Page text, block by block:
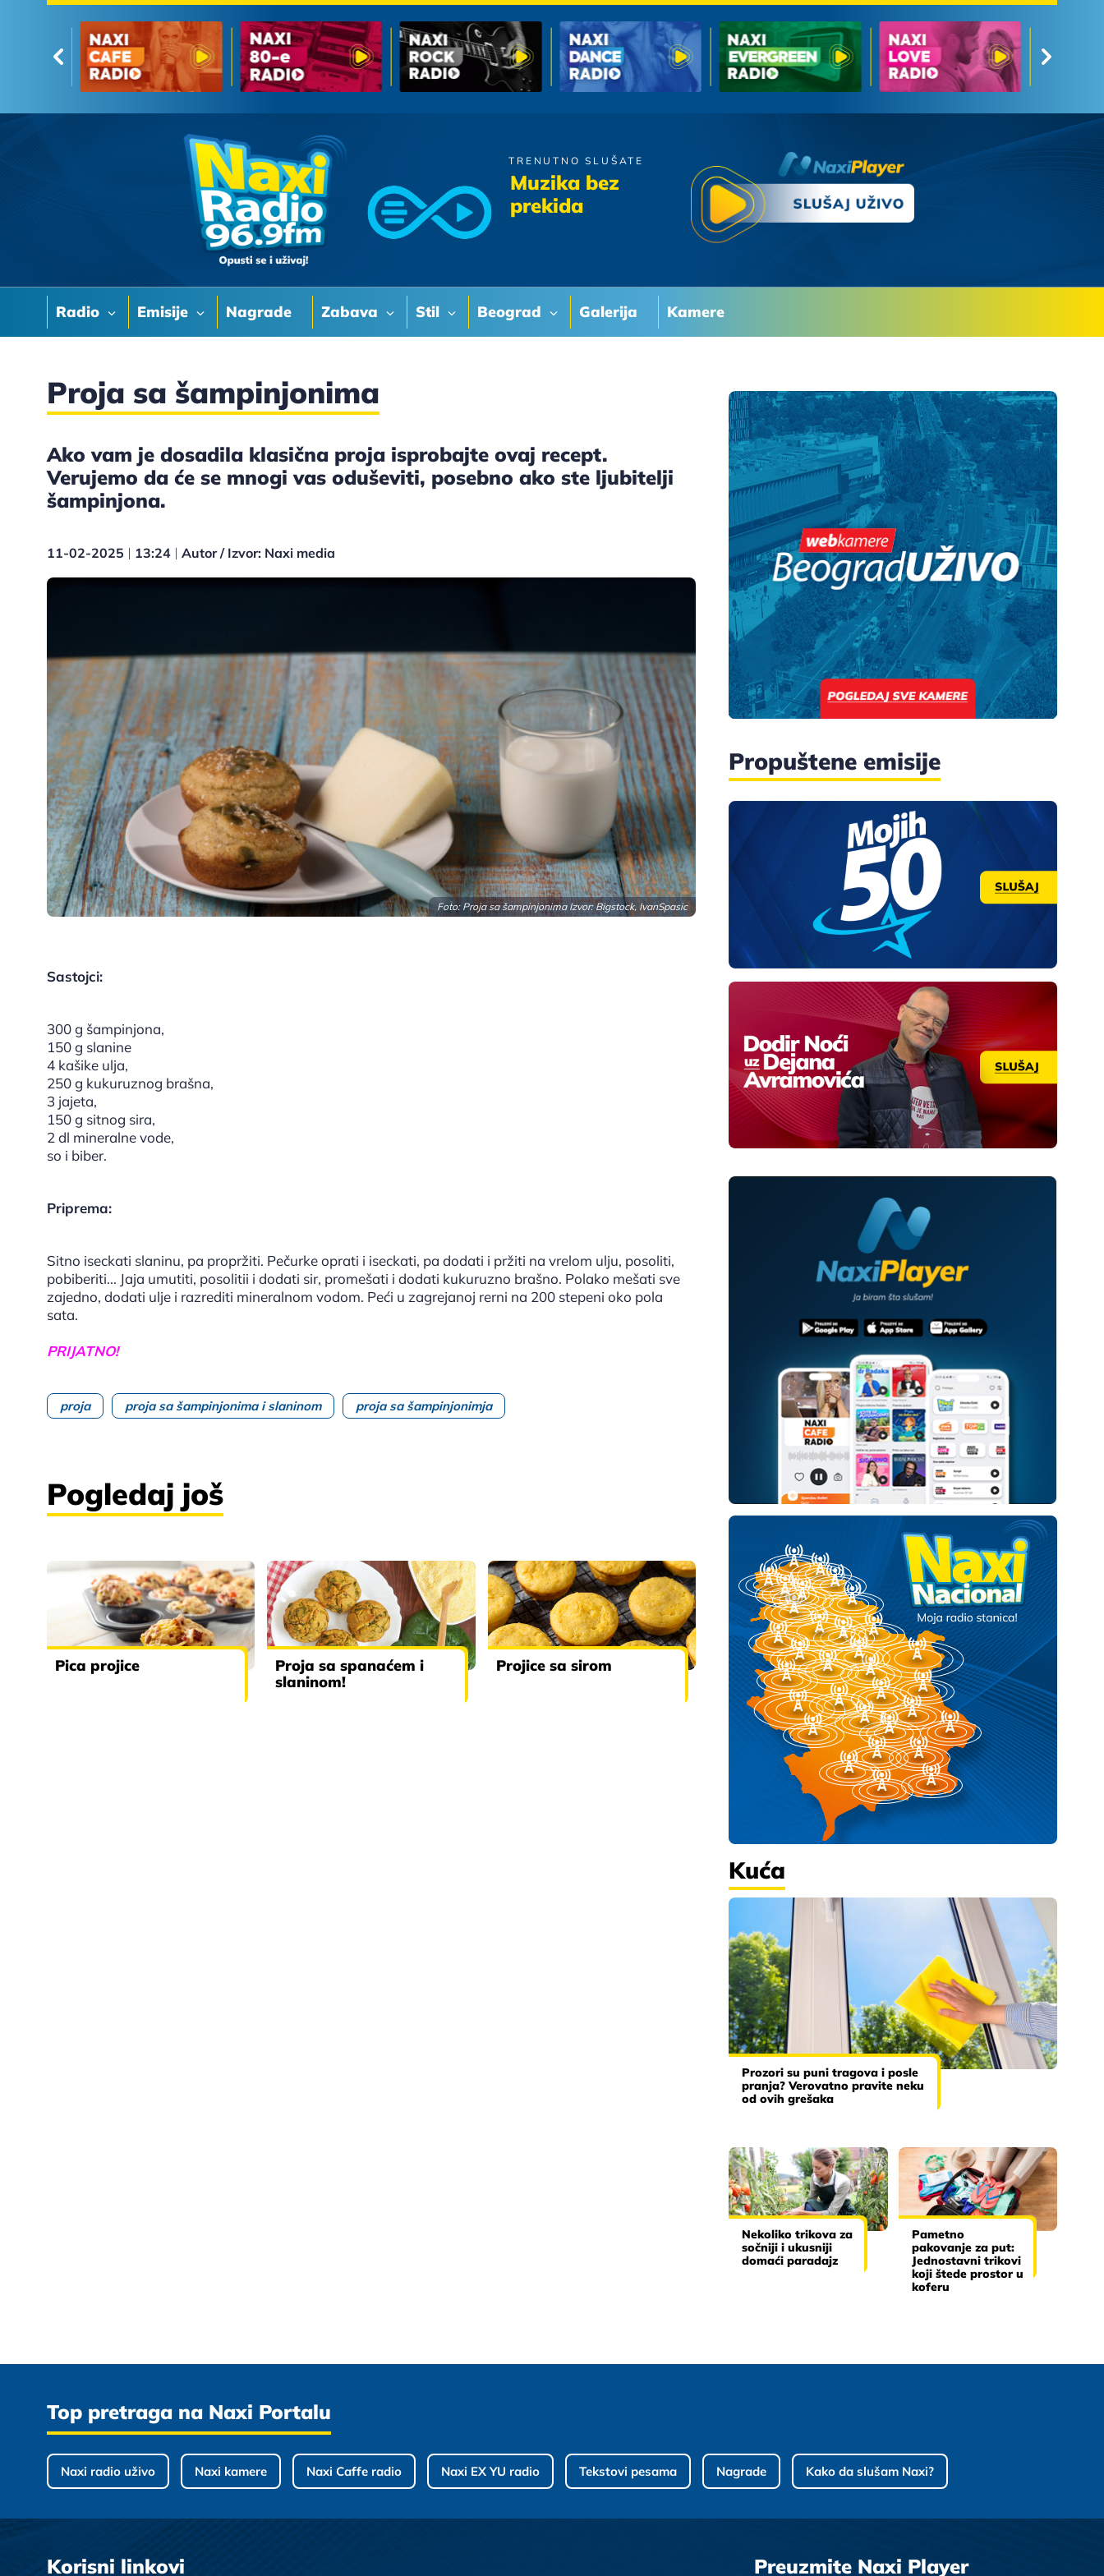
Radio Emisije Nagrade Zabava Stil Beograd Galerija Kamere
TRENUTNO SLUŠATE
Muzika bez
prekida
Doris Dragovic
Proja sa šampinjonima
Ako vam je dosadila klasična proja isprobajte ovaj recept.
Verujemo da će se mnogi vas oduševiti, posebno ako ste ljubitelji
šampinjona.
11-02-2025 13:24 Autor / Izvor: Naxi media
Foto: Proja sa šampinjonima Izvor: Bigstock, IvanSpasic
Sastojci:
300 g šampinjona,
150 g slanine
4 kašike ulja,
250 g kukuruznog brašna,
3 jajeta,
150 g sitnog sira,
2 dl mineralne vode,
so i biber.
Priprema:
Sitno iseckati slaninu, pa propržiti. Pečurke oprati i iseckati, pa dodati i pržiti na vrelom ulju, posoliti,
pobiberiti... Jaja umutiti, posolitii i dodati sir, promešati i dodati kukuruzno brašno. Polako mešati sve
zajedno, dodati ulje i razrediti mineralnom vodom. Peći u zagrejanoj rerni na 200 stepeni oko pola
sata.
PRIJATNO!
proja proja sa šampinjonima i slaninom proja sa šampinjonimja
Pogledaj još
Pica projice
Proja sa spanaćem i
slaninom!
Projice sa sirom
Propuštene emisije
Kuća
Prozori su puni tragova i posle
pranja? Verovatno pravite neku
od ovih grešaka
Nekoliko trikova za
sočniji i ukusniji
domaći paradajz
Pametno
pakovanje za put:
Jednostavni trikovi
koji štede prostor u
koferu
Top pretraga na Naxi Portalu
Naxi radio uživo Naxi kamere Naxi Caffe radio Naxi EX YU radio Tekstovi pesama Nagrade Kako da slušam Naxi?
Korisni linkovi Preuzmite Naxi Player